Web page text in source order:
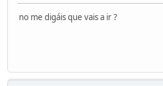
no me digáis que vais a ir ?